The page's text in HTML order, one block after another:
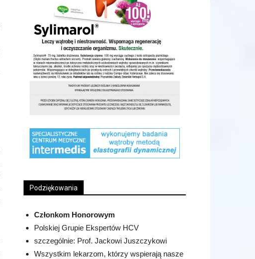
Podziękowania
Członkom Honorowym
Polskiej Grupie Ekspertów HCV
szczególnie: Prof. Jackowi Juszczykowi
Wszystkim lekarzom, którzy wspierają nasze